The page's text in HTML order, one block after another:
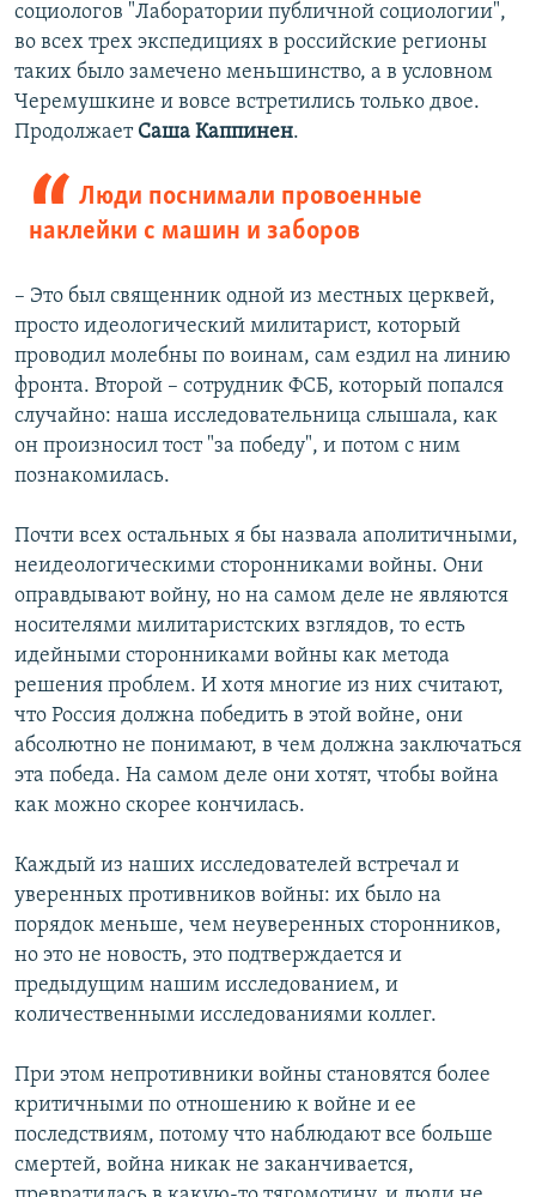
социологов "Лаборатории публичной социологии",
во всех трех экспедициях в российские регионы
таких было замечено меньшинство, а в условном
Черемушкине и вовсе встретились только двое.
Продолжает Саша Каппинен.
Люди поснимали провоенные
наклейки с машин и заборов
– Это был священник одной из местных церквей,
просто идеологический милитарист, который
проводил молебны по воинам, сам ездил на линию
фронта. Второй – сотрудник ФСБ, который попался
случайно: наша исследовательница слышала, как
он произносил тост "за победу", и потом с ним
познакомилась.
Почти всех остальных я бы назвала аполитичными,
неидеологическими сторонниками войны. Они
оправдывают войну, но на самом деле не являются
носителями милитаристских взглядов, то есть
идейными сторонниками войны как метода
решения проблем. И хотя многие из них считают,
что Россия должна победить в этой войне, они
абсолютно не понимают, в чем должна заключаться
эта победа. На самом деле они хотят, чтобы война
как можно скорее кончилась.
Каждый из наших исследователей встречал и
уверенных противников войны: их было на
порядок меньше, чем неуверенных сторонников,
но это не новость, это подтверждается и
предыдущим нашим исследованием, и
количественными исследованиями коллег.
При этом непротивники войны становятся более
критичными по отношению к войне и ее
последствиям, потому что наблюдают все больше
смертей, война никак не заканчивается,